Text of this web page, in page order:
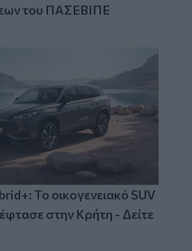
του ΠΑΣΕΒΙΠΕ
Το οικογενειακό SUV
στην Κρήτη - Δείτε